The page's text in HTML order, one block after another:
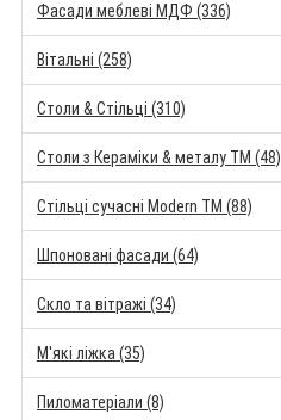
Фасади меблеві МДФ (336)
Вітальні (258)
Столи & Стільці (310)
Столи з Кераміки & металу TM (48)
Стільці сучасні Modern TM (88)
Шпоновані фасади (64)
Скло та вітражі (34)
М'які ліжка (35)
Пиломатеріали (8)